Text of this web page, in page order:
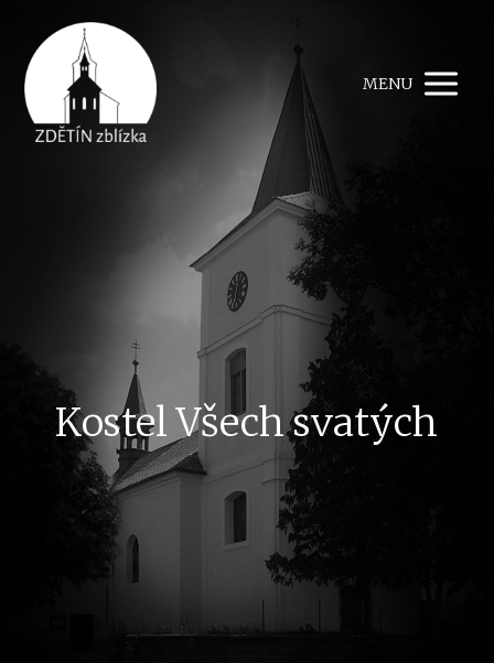
MENU
Kostel Všech svatých